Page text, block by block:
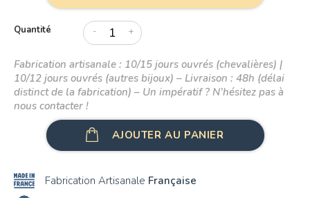
Quantité - +
Fabrication artisanale : 10/15 jours ouvrés (chevalières) |
10/12 jours ouvrés (autres bijoux) – Livraison : 48h (délai
distinct de la fabrication) – Un impératif ? N’hésitez pas à
nous contacter !
AJOUTER AU PANIER
Fabrication Artisanale Française